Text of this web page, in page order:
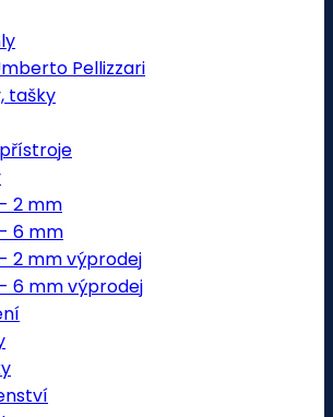
Pellizzari
tašky
2 mm
6 mm
2 mm výprodej
6 mm výprodej